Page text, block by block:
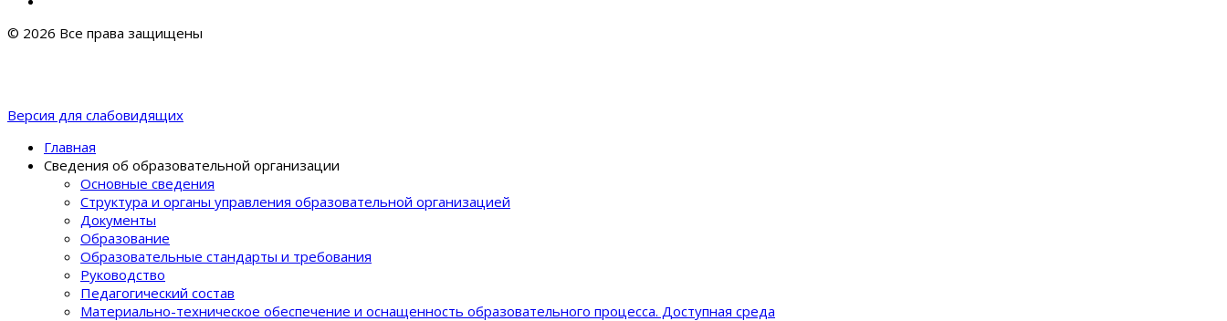
© 2026 Все права защищены
Версия для слабовидящих
Главная
Сведения об образовательной организации
Основные сведения
Структура и органы управления образовательной организацией
Документы
Образование
Образовательные стандарты и требования
Руководство
Педагогический состав
Материально-техническое обеспечение и оснащенность образовательного процеcса. Доступная среда